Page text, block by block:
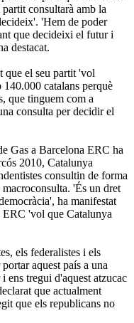
consultarà amb la
'Hem de poder
que decideixi el futur i
destacat.
que el seu partit 'vol
catalans perquè
que tinguem com a
consulta per decidir el
Gas a Barcelona ERC ha
2010, Catalunya
consultin de forma
'És un dret
ha manifestat
ERC 'vol que Catalunya
els federalistes i els
aquest país a una
ens tregui d'aquest atzucac
que actualment
que els republicans no